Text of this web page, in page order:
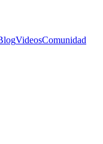
VideosComunidad